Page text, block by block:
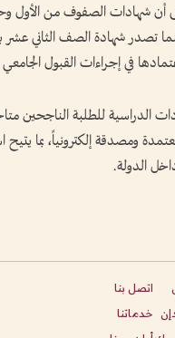
أن شهادات الصفوف من الأول
تصدر شهادة الصف الثاني عشر
في إجراءات القبول
الدراسية للطلبة الناجحين
ومصدقة إلكترونياً، بما
الدولة.
اتصل بنا
خدماتنا